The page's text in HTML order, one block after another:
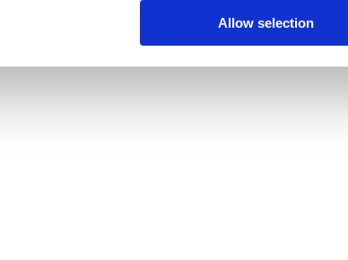
Allow selection